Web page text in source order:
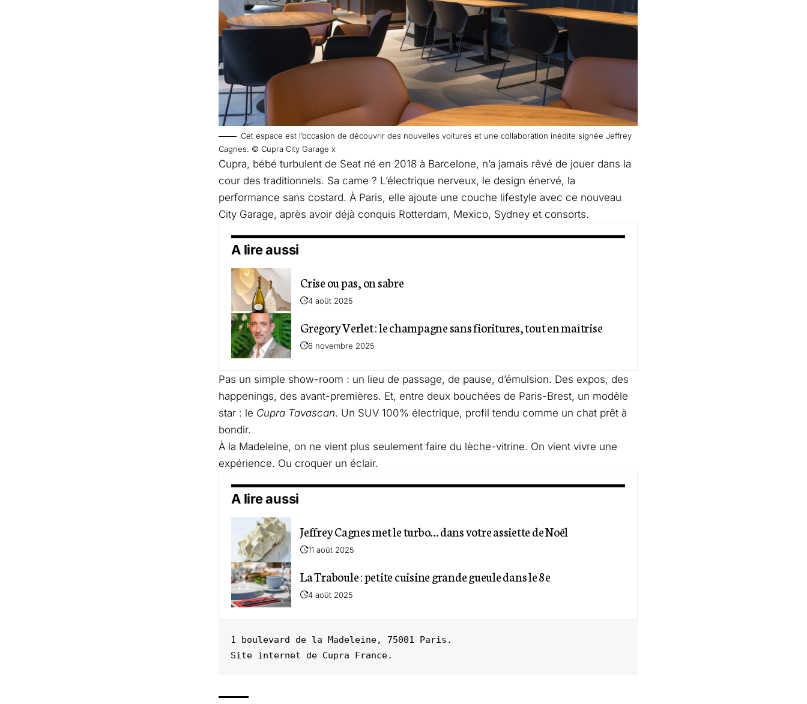
Cet espace est l’occasion de découvrir des nouvelles voitures et une collaboration inédite signée Jeffrey
Cagnes. © Cupra City Garage x
Cupra, bébé turbulent de Seat né en 2018 à Barcelone, n’a jamais rêvé de jouer dans la
cour des traditionnels. Sa came ? L’électrique nerveux, le design énervé, la
performance sans costard. À Paris, elle ajoute une couche lifestyle avec ce nouveau
City Garage, après avoir déjà conquis Rotterdam, Mexico, Sydney et consorts.
A lire aussi
Crise ou pas, on sabre
4 août 2025
Gregory Verlet : le champagne sans fioritures, tout en maîtrise
6 novembre 2025
Pas un simple show-room : un lieu de passage, de pause, d’émulsion. Des expos, des
happenings, des avant-premières. Et, entre deux bouchées de Paris-Brest, un modèle
star : le Cupra Tavascan. Un SUV 100% électrique, profil tendu comme un chat prêt à
bondir.
À la Madeleine, on ne vient plus seulement faire du lèche-vitrine. On vient vivre une
expérience. Ou croquer un éclair.
A lire aussi
Jeffrey Cagnes met le turbo… dans votre assiette de Noël
11 août 2025
La Traboule : petite cuisine grande gueule dans le 8e
4 août 2025
1 boulevard de la Madeleine, 75001 Paris.
Site internet de Cupra France.